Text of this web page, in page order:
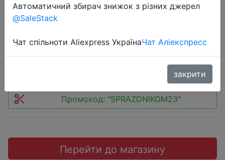
Машинка для стрижки Xiaomi
Enchen Boost black
828 руб.
Промокод: "SPRAZDNIKOM23"
Перейти до магазину
Автоматичний збирач знижок з різних джерел
@SaleStack
Чат спільноти Aliexpress УкраїнаЧат Аліекспресс
закрити